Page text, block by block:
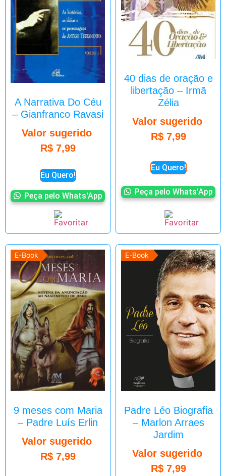
A Narrativa Do Céu
– Gianfranco Ravasi
Valor sugerido
R$7,99
Eu Quero!
Peça pelo Whats'App
40 dias de oração e
libertação – Irmã
Zélia
Valor sugerido
R$7,99
Eu Quero!
Peça pelo Whats'App
E-Book
9 meses com Maria
– Padre Luís Erlin
Valor sugerido
R$7,99
E-Book
Padre Léo Biografia
– Marlon Arraes
Jardim
Valor sugerido
R$7,99